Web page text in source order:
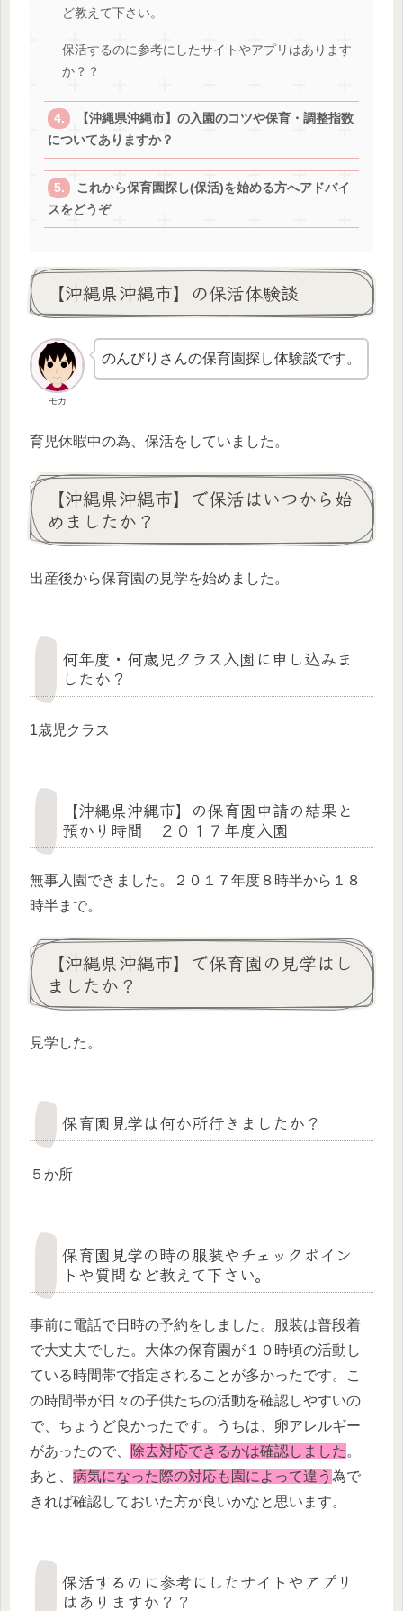
ど教えて下さい。
保活するのに参考にしたサイトやアプリはあります
か？？
【沖縄県沖縄市】の入園のコツや保育・調整指数
についてありますか？
これから保育園探し(保活)を始める方へアドバイ
スをどうぞ
【沖縄県沖縄市】の保活体験談
モカ
のんびりさんの保育園探し体験談です。
育児休暇中の為、保活をしていました。
【沖縄県沖縄市】で保活はいつから始
めましたか？
出産後から保育園の見学を始めました。
何年度・何歳児クラス入園に申し込みま
したか？
1歳児クラス
【沖縄県沖縄市】の保育園申請の結果と
預かり時間 ２０１７年度入園
無事入園できました。２０１７年度８時半から１８
時半まで。
【沖縄県沖縄市】で保育園の見学はし
ましたか？
見学した。
保育園見学は何か所行きましたか？
５か所
保育園見学の時の服装やチェックポイン
トや質問など教えて下さい。
事前に電話で日時の予約をしました。服装は普段着
で大丈夫でした。大体の保育園が１０時頃の活動し
ている時間帯で指定されることが多かったです。こ
の時間帯が日々の子供たちの活動を確認しやすいの
で、ちょうど良かったです。うちは、卵アレルギー
があったので、
除去対応できるかは確認しました 。
あと、 病気になった際の対応も園によって違う 為で
きれば確認しておいた方が良いかなと思います。
保活するのに参考にしたサイトやアプリ
はありますか？？